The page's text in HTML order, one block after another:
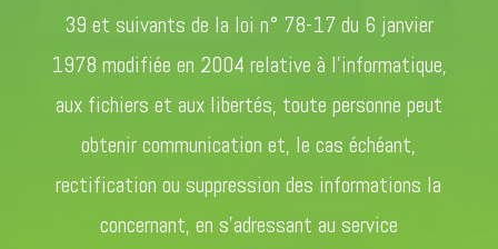
39 et suivants de la loi n° 78-17 du 6 janvier
1978 modifiée en 2004 relative à l’informatique,
aux fichiers et aux libertés, toute personne peut
obtenir communication et, le cas échéant,
rectification ou suppression des informations la
concernant, en s’adressant au service